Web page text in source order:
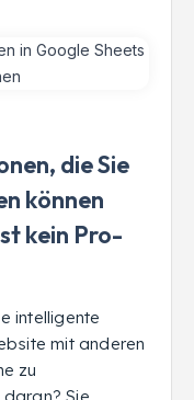
die Sie
können
kein Pro-
intelligente
mit anderen
zu